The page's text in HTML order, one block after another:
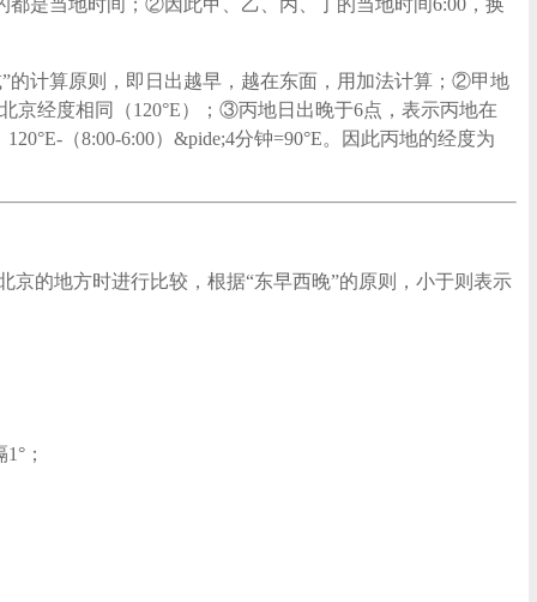
都是当地时间；②因此甲、乙、丙、丁的当地时间6:00，换
的计算原则，即日出越早，越在东面，用加法计算；②甲地
京经度相同（120°E）；③丙地日出晚于6点，表示丙地在
（8:00-6:00）&pide;4分钟=90°E。因此丙地的经度为
的地方时进行比较，根据“东早西晚”的原则，小于则表示
；